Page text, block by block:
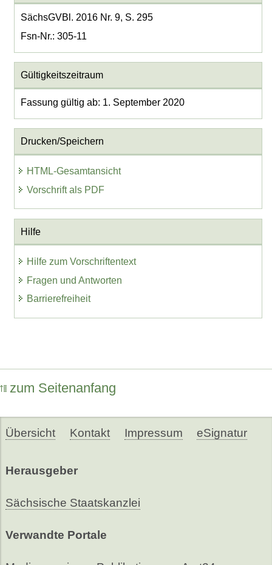
SächsGVBl. 2016 Nr. 9, S. 295
Fsn-Nr.: 305-11
Gültigkeitszeitraum
Fassung gültig ab: 1. September 2020
Drucken/Speichern
HTML-Gesamtansicht
Vorschrift als PDF
Hilfe
Hilfe zum Vorschriftentext
Fragen und Antworten
Barrierefreiheit
zum Seitenanfang
Übersicht Kontakt Impressum eSignatur
Herausgeber
Sächsische Staatskanzlei
Verwandte Portale